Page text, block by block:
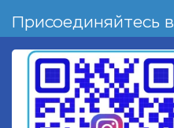
Присоединяйтесь в